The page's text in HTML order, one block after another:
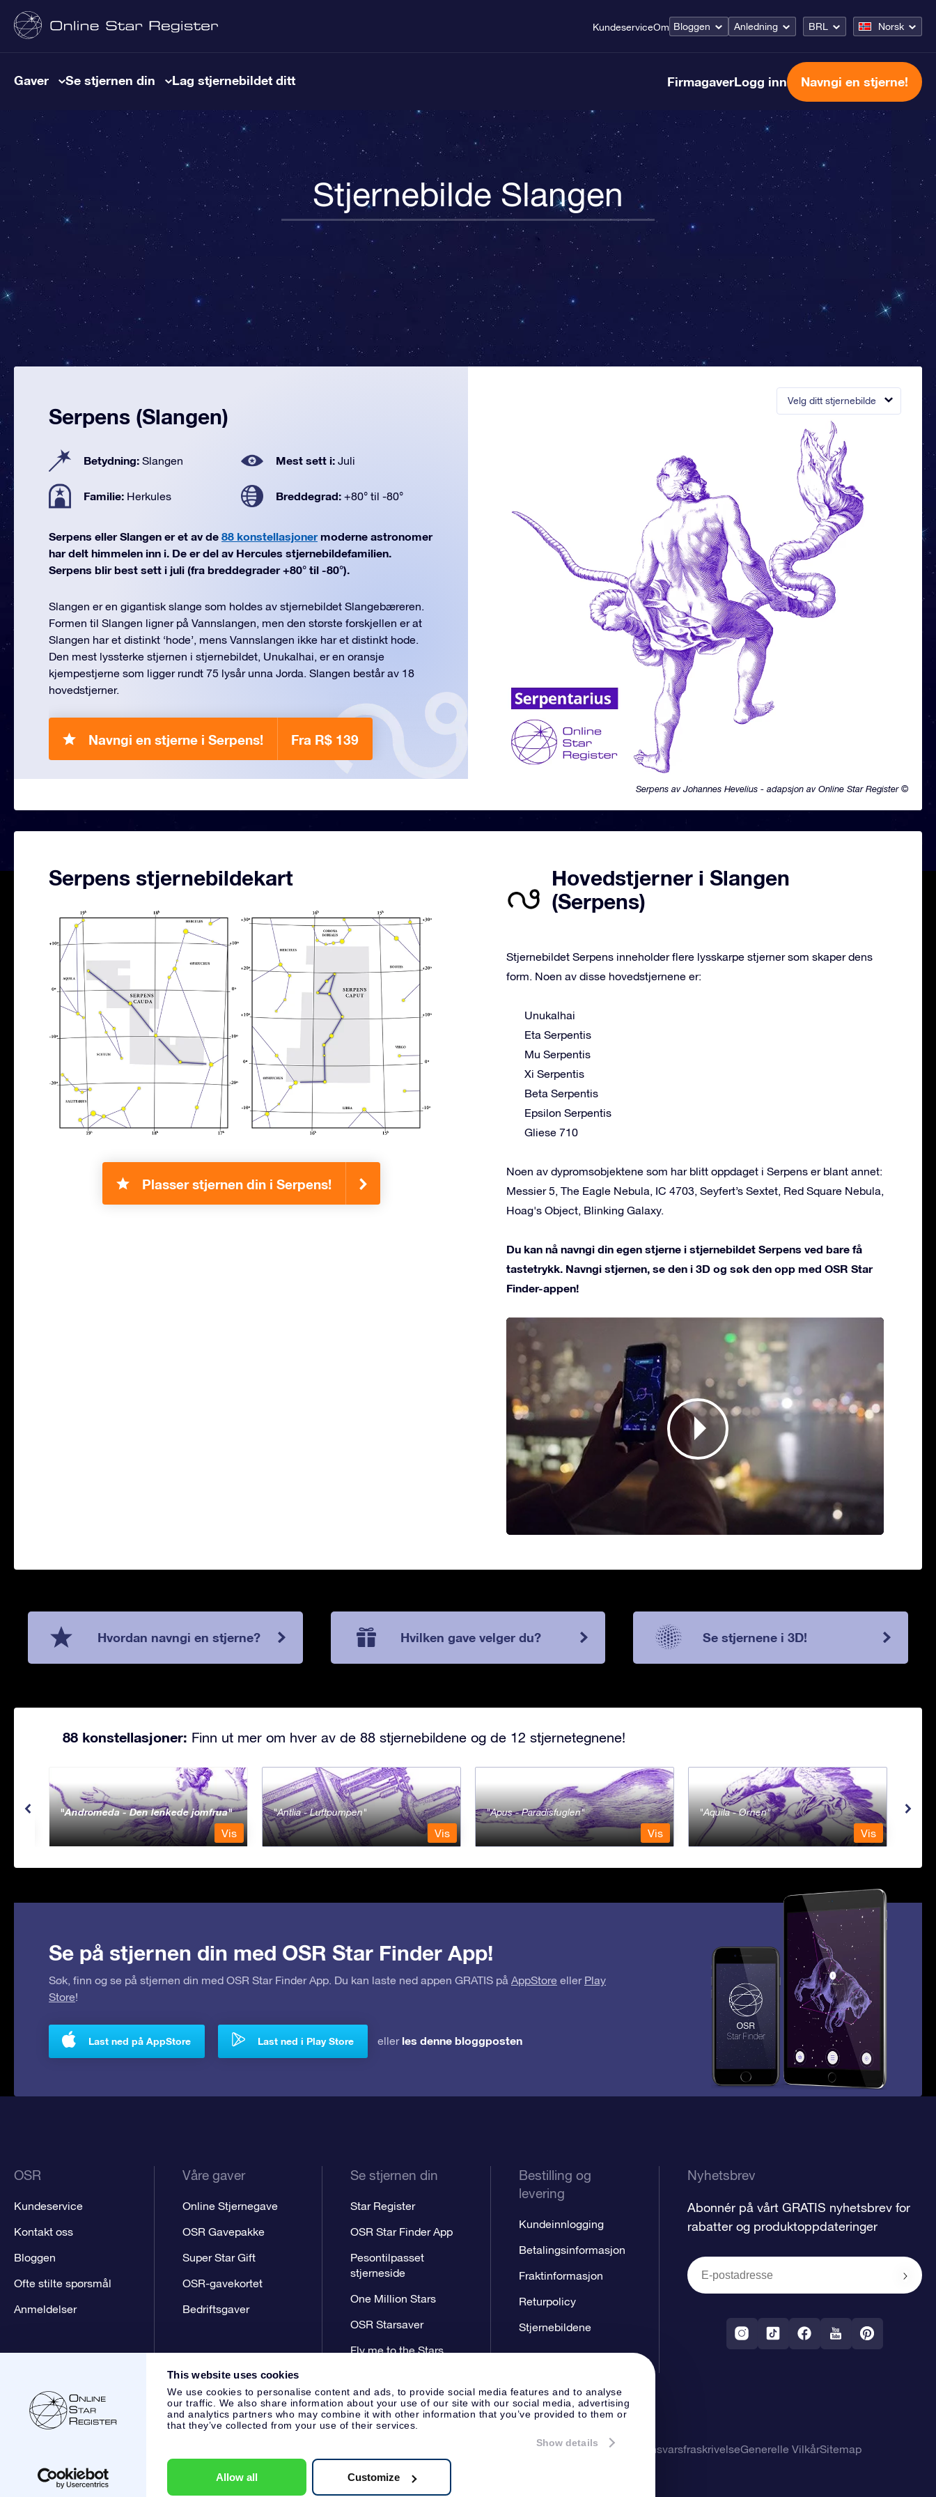
This website uses cookies
We use cookies to personalise content and ads, to provide social media features and to analyse
our traffic. We also share information about your use of our site with our social media, advertising
and analytics partners who may combine it with other information that you’ve provided to them or
that they’ve collected from your use of their services.
Show details
Allow all Customize
KundeserviceOm Bloggen Anledning BRL Norsk
Gaver Se stjernen din Lag stjernebildet ditt FirmagaverLogg inn Navngi en stjerne!
Stjernebilde Slangen
Velg ditt stjernebilde
Serpens av Johannes Hevelius - adapsjon av Online Star Register ©
Serpens (Slangen)
Betydning: Slangen Mest sett i: Juli
Familie: Herkules Breddegrad: +80° til -80°
Serpens eller Slangen er et av de 88 konstellasjonermoderne astronomer
har delt himmelen inn i. De er del av Hercules stjernebildefamilien.
Serpens blir best sett i juli (fra breddegrader +80° til -80°).
Slangen er en gigantisk slange som holdes av stjernebildet Slangebæreren.
Formen til Slangen ligner på Vannslangen, men den største forskjellen er at
Slangen har et distinkt ‘hode’, mens Vannslangen ikke har et distinkt hode.
Den mest lyssterke stjernen i stjernebildet, Unukalhai, er en oransje
kjempestjerne som ligger rundt 75 lysår unna Jorda. Slangen består av 18
hovedstjerner.
Navngi en stjerne i Serpens! Fra R$ 139
Serpens stjernebildekart
Plasser stjernen din i Serpens!
Hovedstjerner i Slangen
(Serpens)
Stjernebildet Serpens inneholder flere lysskarpe stjerner som skaper dens
form. Noen av disse hovedstjernene er:
Unukalhai
Eta Serpentis
Mu Serpentis
Xi Serpentis
Beta Serpentis
Epsilon Serpentis
Gliese 710
Noen av dypromsobjektene som har blitt oppdaget i Serpens er blant annet:
Messier 5, The Eagle Nebula, IC 4703, Seyfert’s Sextet, Red Square Nebula,
Hoag's Object, Blinking Galaxy.
Du kan nå navngi din egen stjerne i stjernebildet Serpens ved bare få
tastetrykk. Navngi stjernen, se den i 3D og søk den opp med OSR Star
Finder-appen!
Hvordan navngi en stjerne? Hvilken gave velger du? Se stjernene i 3D!
88 konstellasjoner: Finn ut mer om hver av de 88 stjernebildene og de 12 stjernetegnene!
Andromeda - Den lenkede jomfrua
Vis
Antlia - Luftpumpen
Vis
Apus - Paradisfuglen
Vis
Aquila - Ørnen
Vis
Se på stjernen din med OSR Star Finder App!
Søk, finn og se på stjernen din med OSR Star Finder App. Du kan laste ned appen GRATIS på AppStore eller Play
Store!
Last ned på AppStore Last ned i Play Store eller les denne bloggposten
OSR
Kundeservice
Kontakt oss
Bloggen
Ofte stilte spørsmål
Anmeldelser
Våre gaver
Online Stjernegave
OSR Gavepakke
Super Star Gift
OSR-gavekortet
Bedriftsgaver
Se stjernen din
Star Register
OSR Star Finder App
Pesontilpasset
stjerneside
One Million Stars
OSR Starsaver
Fly me to the Stars
Bestilling og
levering
Kundeinnlogging
Betalingsinformasjon
Fraktinformasjon
Returpolicy
Stjernebildene
Nyhetsbrev
Abonnér på vårt GRATIS nyhetsbrev for
rabatter og produktoppdateringer
Kundeservice:help@osr.org KVK: 60333553, VAT: NL 8538.62.722B01
Personvernerklæring og ansvarsfraskrivelseGenerelle VilkårSitemap